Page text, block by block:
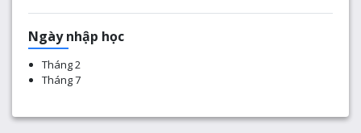
Ngày nhập học
Tháng 2
Tháng 7